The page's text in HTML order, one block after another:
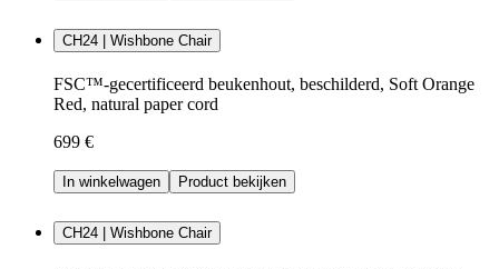
CH24 | Wishbone Chair
FSC™-gecertificeerd beukenhout, beschilderd, Soft Orange
Red, natural paper cord
699 €
In winkelwagen Product bekijken
CH24 | Wishbone Chair